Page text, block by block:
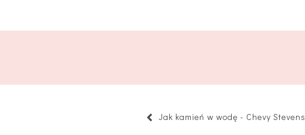
Jak kamień w wodę - Chevy Stevens